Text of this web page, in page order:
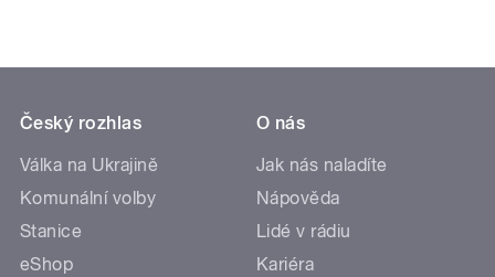
Český rozhlas
Válka na Ukrajině
Komunální volby
Stanice
eShop
O nás
Jak nás naladíte
Nápověda
Lidé v rádiu
Kariéra